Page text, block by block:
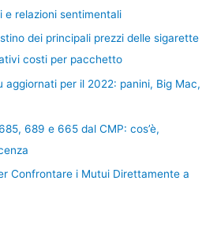
e relazioni sentimentali
dei principali prezzi delle sigarette
costi per pacchetto
aggiornati per il 2022: panini, Big Mac,
689 e 665 dal CMP: cos’è,
Confrontare i Mutui Direttamente a